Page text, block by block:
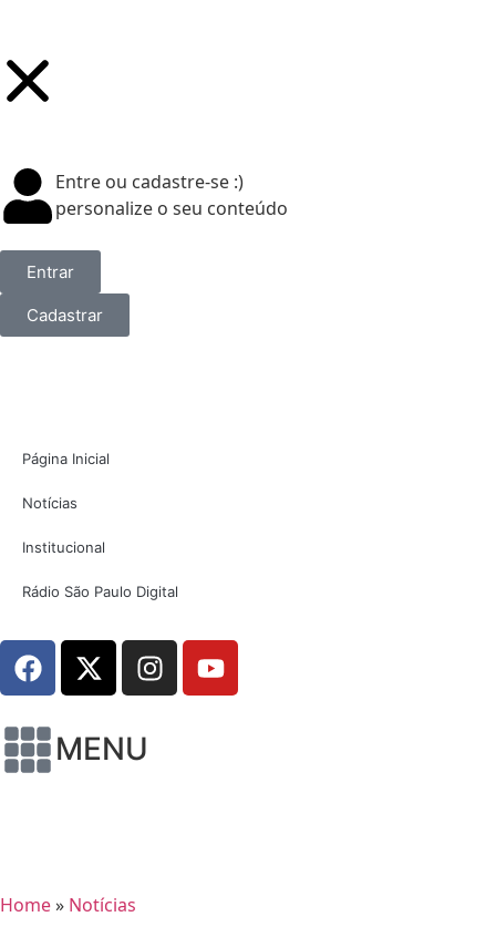
Entre ou cadastre-se :)
personalize o seu conteúdo
Entrar
Cadastrar
Página Inicial
Notícias
Institucional
Rádio São Paulo Digital
MENU
Home» Notícias